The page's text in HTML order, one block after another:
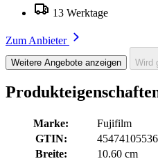
13 Werktage
Zum Anbieter
Weitere Angebote anzeigen Wird
Marke:
Fujifilm
GTIN:
Breite:
10.60 cm